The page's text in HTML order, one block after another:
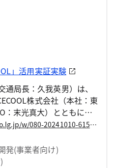
」活用実証実験
局長：久我英男）は、
株式会社（本社：東
：末光真大）とともに、
（R）」を活用し、本年
営業所にて実証実験を実
び、都営バス車両及び
験を開始することにし
https://www.my.metro.tokyo.lg.jp/w/080-20241010-61575821
発(事業者向け)